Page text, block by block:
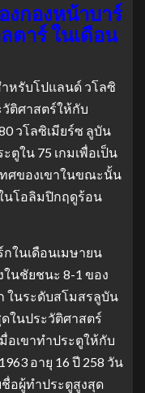
กองหน้าบาร์
ตาร์ ในเดือน
าหรับโปแลนด์ วโลซิ
วัติศาสตร์ให้กับ
วโลซิเมียร์ซ ลูบัน
ตูใน 75 เกมเพื่อเป็น
ศของเขาในขณะนั้น
นโอลิมปิกฤดูร้อน
ในเดือนเมษายน
ในชัยชนะ 8-1 ของ
ในระดับสโมสรลูบัน
ในประวัติศาสตร์
อเขาทําประตูให้กับ
อายุ 16 ปี 258 วัน
ชื่อผู้ทําประตูสูงสุด